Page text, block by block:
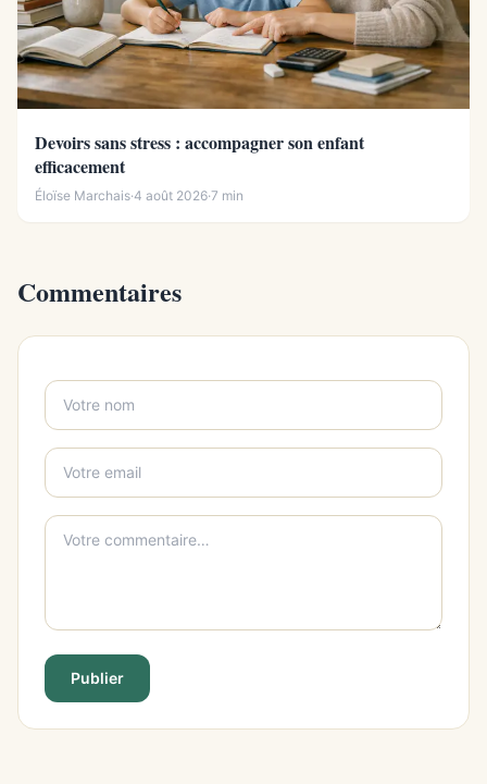
Devoirs sans stress : accompagner son enfant
efficacement
Éloïse Marchais·4 août 2026·7 min
Commentaires
Publier